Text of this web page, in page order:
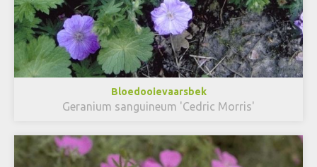
Bloedooievaarsbek
Geranium sanguineum 'Cedric Morris'